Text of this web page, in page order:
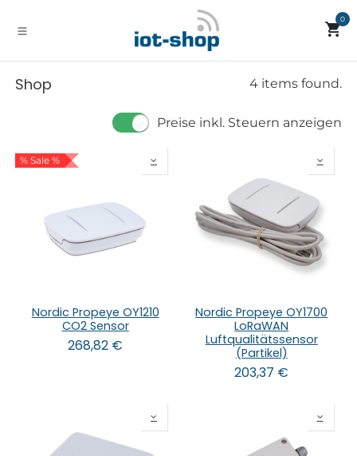
0
Shop 4 items found.
Preise inkl. Steuern anzeigen
% Sale %
Nordic Propeye OY1210
CO2 Sensor
268,82 €
Nordic Propeye OY1700
LoRaWAN
Luftqualitätssensor
(Partikel)
203,37 €